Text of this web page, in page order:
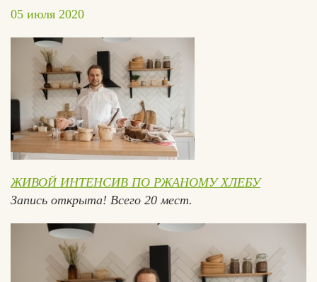
05 июля 2020
ЖИВОЙ ИНТЕНСИВ ПО РЖАНОМУ ХЛЕБУ
Запись открыта! Всего 20 мест.